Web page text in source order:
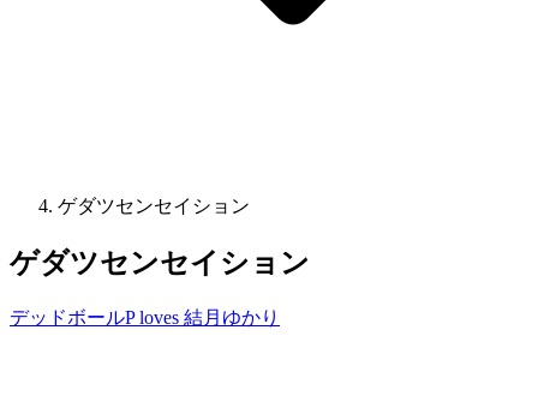
ゲダツセンセイション
ゲダツセンセイション
デッドボールP loves 結月ゆかり